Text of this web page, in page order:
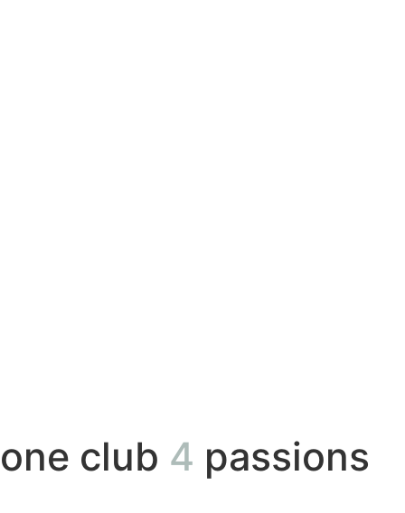
one club 4 passions